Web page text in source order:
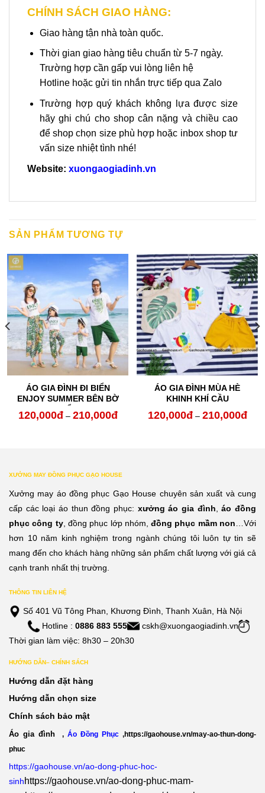
CHÍNH SÁCH GIAO HÀNG:
Giao hàng tận nhà toàn quốc.
Thời gian giao hàng tiêu chuẩn từ 5-7 ngày.
Trường hợp cần gấp vui lòng liên hệ
Hotline hoặc gửi tin nhắn trực tiếp qua Zalo
Trường hợp quý khách không lựa được size
hãy ghi chú cho shop cân nặng và chiều cao
để shop chọn size phù hợp hoặc inbox shop tư
vấn size nhiệt tình nhé!
Website: xuongaogiadinh.vn
SẢN PHẨM TƯƠNG TỰ
ÁO GIA ĐÌNH ĐI BIỂN
ENJOY SUMMER BÊN BỜ
BIỂN
120,000đ – 210,000đKhoảng
210,000đ
ÁO GIA ĐÌNH MÙA HÈ
KHINH KHÍ CẦU
120,000đ – 210,000đ
XƯỞNG MAY ĐỒNG PHỤC GẠO HOUSE
Xưởng may áo đồng phục Gạo House chuyên sản xuất và cung
cấp các loại áo thun đồng phục: xưởng áo gia đình ,áo đồng
phục công ty, đồng phục lớp nhóm,đồng phục mầm non …Với
hơn 10 năm kinh nghiệm trong ngành chúng tôi luôn tự tin sẽ
mang đến cho khách hàng những sản phẩm chất lượng với giá cả
cạnh tranh nhất thị trường.
THÔNG TIN LIÊN HỆ
Số 401 Vũ Tông Phan, Khương Đình, Thanh Xuân, Hà Nội
Hotline : 0886 883 555
cskh@xuongaogiadinh.vn
Thời gian làm việc: 8h30 – 20h30
HƯỚNG DẪN– CHÍNH SÁCH
Hướng dẫn đặt hàng
Hướng dẫn chọn size
Chính sách bảo mật
Áo gia đình , Áo Đồng Phục ,https://gaohouse.vn/may-ao-thun-dong-
phuc
https://gaohouse.vn/ao-dong-phuc-hoc-
sinhhttps://gaohouse.vn/ao-dong-phuc-mam-